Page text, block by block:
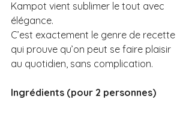
Kampot vient sublimer le tout avec
élégance.
C’est exactement le genre de recette
qui prouve qu’on peut se faire plaisir
au quotidien, sans complication.
Ingrédients (pour 2 personnes)